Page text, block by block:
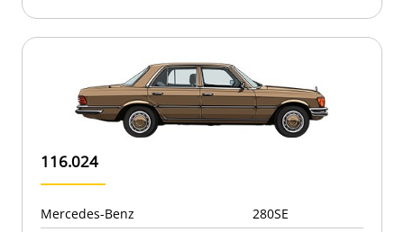
116.024
Mercedes-Benz
280SE